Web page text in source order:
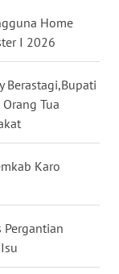
Home
I 2026
Berastagi,Bupati
Tua
Karo
Pergantian